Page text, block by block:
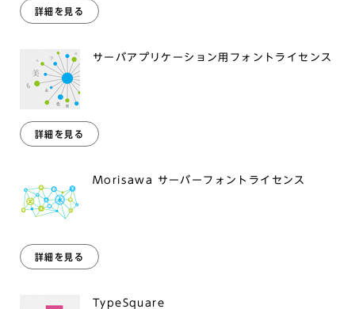
詳細を見る
サーバアプリケーション用フォントライセンス
詳細を見る
Morisawa サーバーフォントライセンス
詳細を見る
TypeSquare